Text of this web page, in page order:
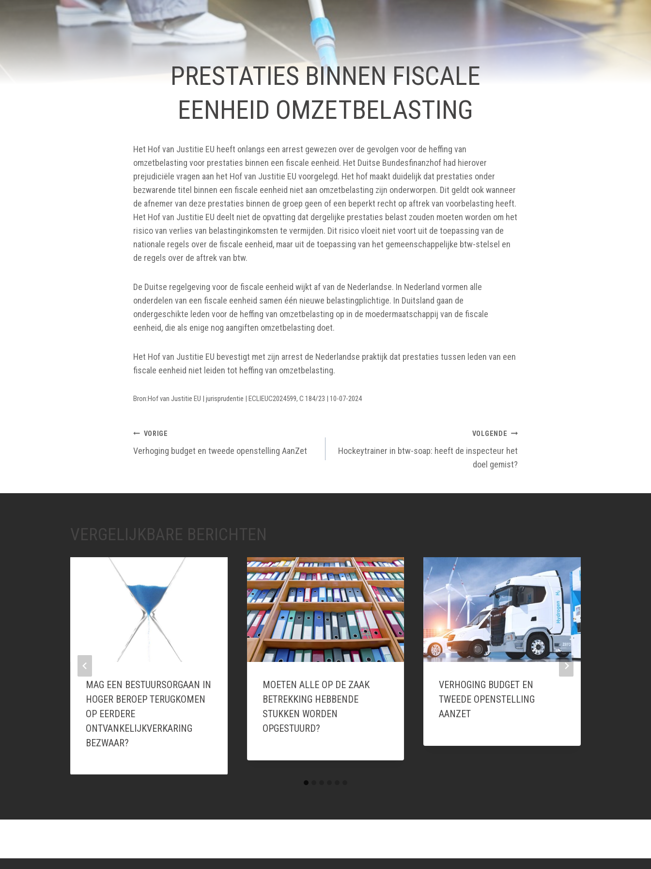
PRESTATIES BINNEN FISCALE
EENHEID OMZETBELASTING
Het Hof van Justitie EU heeft onlangs een arrest gewezen over de gevolgen voor de heffing van
omzetbelasting voor prestaties binnen een fiscale eenheid. Het Duitse Bundesfinanzhof had hierover
prejudiciële vragen aan het Hof van Justitie EU voorgelegd. Het hof maakt duidelijk dat prestaties onder
bezwarende titel binnen een fiscale eenheid niet aan omzetbelasting zijn onderworpen. Dit geldt ook wanneer
de afnemer van deze prestaties binnen de groep geen of een beperkt recht op aftrek van voorbelasting heeft.
Het Hof van Justitie EU deelt niet de opvatting dat dergelijke prestaties belast zouden moeten worden om het
risico van verlies van belastinginkomsten te vermijden. Dit risico vloeit niet voort uit de toepassing van de
nationale regels over de fiscale eenheid, maar uit de toepassing van het gemeenschappelijke btw-stelsel en
de regels over de aftrek van btw.
De Duitse regelgeving voor de fiscale eenheid wijkt af van de Nederlandse. In Nederland vormen alle
onderdelen van een fiscale eenheid samen één nieuwe belastingplichtige. In Duitsland gaan de
ondergeschikte leden voor de heffing van omzetbelasting op in de moedermaatschappij van de fiscale
eenheid, die als enige nog aangiften omzetbelasting doet.
Het Hof van Justitie EU bevestigt met zijn arrest de Nederlandse praktijk dat prestaties tussen leden van een
fiscale eenheid niet leiden tot heffing van omzetbelasting.
Bron:Hof van Justitie EU | jurisprudentie | ECLIEUC2024599, C 184/23 | 10-07-2024
BERICHTNAVIGATIE
VORIGE
Verhoging budget en tweede openstelling AanZet
VOLGENDE
Hockeytrainer in btw-soap: heeft de inspecteur het
doel gemist?
VERGELIJKBARE BERICHTEN
MAG EEN BESTUURSORGAAN IN
HOGER BEROEP TERUGKOMEN
OP EERDERE
ONTVANKELIJKVERKARING
BEZWAAR?
MOETEN ALLE OP DE ZAAK
BETREKKING HEBBENDE
STUKKEN WORDEN
OPGESTUURD?
VERHOGING BUDGET EN
TWEEDE OPENSTELLING
AANZET